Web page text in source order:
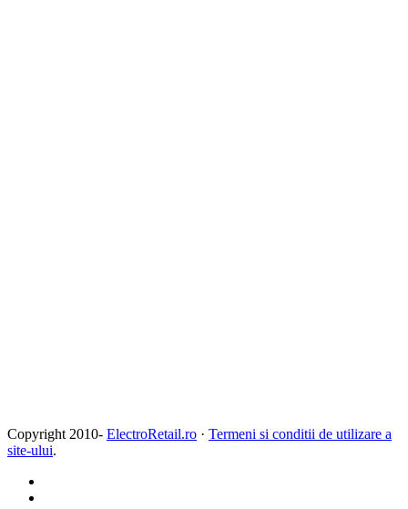
Copyright 2010- ElectroRetail.ro · Termeni si conditii de utilizare a
site-ului.